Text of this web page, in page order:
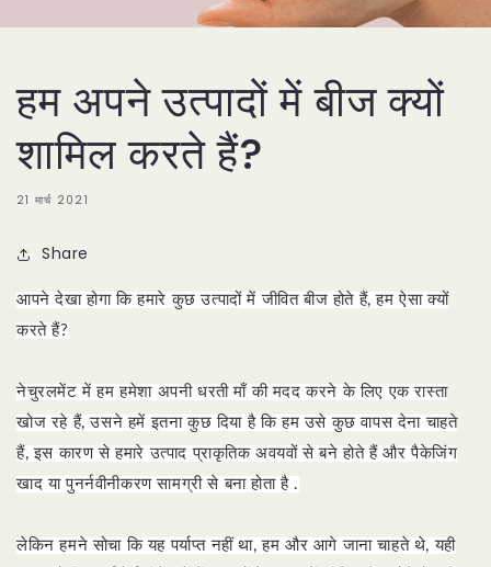
हम अपने उत्पादों में बीज क्यों
शामिल करते हैं?
21 मार्च 2021
Share
आपने देखा होगा कि हमारे कुछ उत्पादों में जीवित बीज होते हैं, हम ऐसा क्यों
करते हैं?
नेचुरलमेंट में हम हमेशा अपनी धरती माँ की मदद करने के लिए एक रास्ता
खोज रहे हैं, उसने हमें इतना कुछ दिया है कि हम उसे कुछ वापस देना चाहते
हैं, इस कारण से हमारे उत्पाद प्राकृतिक अवयवों से बने होते हैं और पैकेजिंग
खाद या पुनर्नवीनीकरण सामग्री से बना होता है .
लेकिन हमने सोचा कि यह पर्याप्त नहीं था, हम और आगे जाना चाहते थे, यही